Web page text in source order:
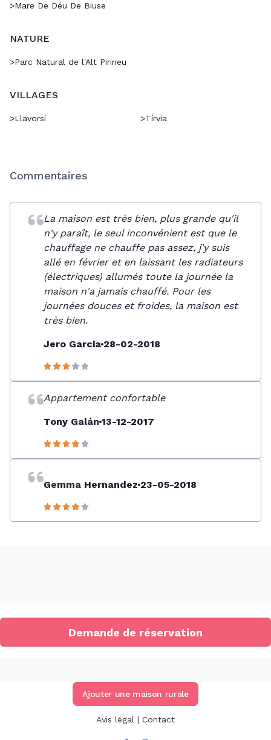
>Mare De Déu De Biuse
NATURE
>Parc Natural de l'Alt Pirineu
VILLAGES
>Llavorsí >Tírvia
Commentaires
La maison est très bien, plus grande qu'il
n'y paraît, le seul inconvénient est que le
chauffage ne chauffe pas assez, j'y suis
allé en février et en laissant les radiateurs
(électriques) allumés toute la journée la
maison n'a jamais chauffé. Pour les
journées douces et froides, la maison est
très bien.
Jero Garcia 28-02-2018
Appartement confortable
Tony Galán 13-12-2017
Gemma Hernandez 23-05-2018
Demande de réservation
Ajouter une maison rurale
Avis légal | Contact
GUIACAT RURAL
Sandra a récemment demandé une réservation à